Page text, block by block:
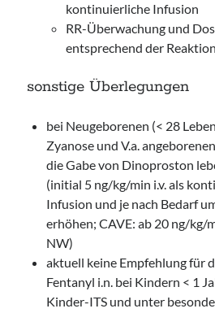
kontinuierliche Infusion
RR-Überwachung und
entsprechend der
sonstige Überlegungen
bei Neugeborenen (< 28
Zyanose und V.a.
die Gabe von Dinoproston
(initial 5 ng/kg/min i.v. als
Infusion und je nach Bedarf
erhöhen; CAVE: ab 20 ng/kg/
NW)
aktuell keine Empfehlung für
Fentanyl i.n. bei Kindern < 1
Kinder-ITS und unter